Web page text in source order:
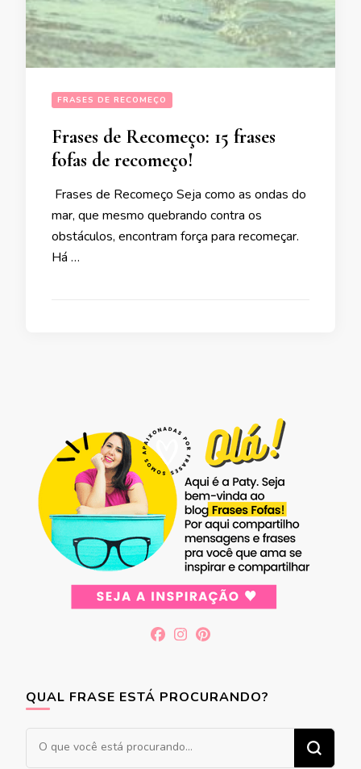
FRASES DE RECOMEÇO
Frases de Recomeço: 15 frases
fofas de recomeço!
Frases de Recomeço Seja como as ondas do
mar, que mesmo quebrando contra os
obstáculos, encontram força para recomeçar.
Há …
QUAL FRASE ESTÁ PROCURANDO?
Procurando
algo?